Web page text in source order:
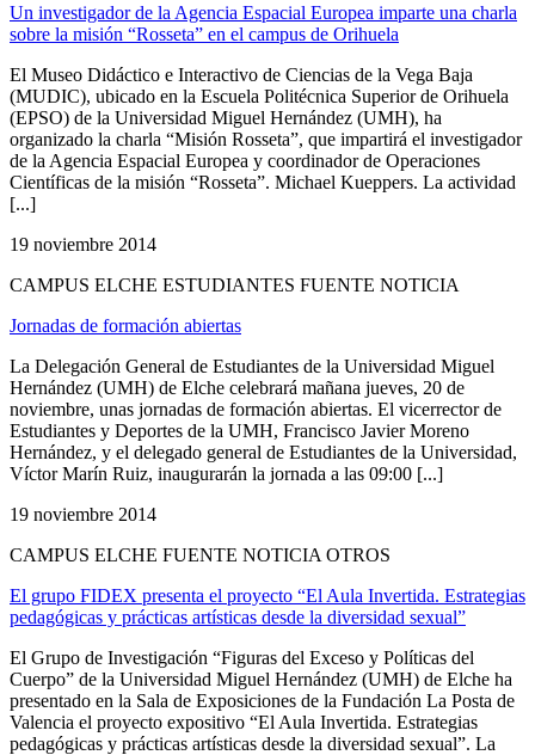
Un investigador de la Agencia Espacial Europea imparte una charla
sobre la misión “Rosseta” en el campus de Orihuela
El Museo Didáctico e Interactivo de Ciencias de la Vega Baja
(MUDIC), ubicado en la Escuela Politécnica Superior de Orihuela
(EPSO) de la Universidad Miguel Hernández (UMH), ha
organizado la charla “Misión Rosseta”, que impartirá el investigador
de la Agencia Espacial Europea y coordinador de Operaciones
Científicas de la misión “Rosseta”. Michael Kueppers. La actividad
[...]
19 noviembre 2014
CAMPUS ELCHE ESTUDIANTES FUENTE NOTICIA
Jornadas de formación abiertas
La Delegación General de Estudiantes de la Universidad Miguel
Hernández (UMH) de Elche celebrará mañana jueves, 20 de
noviembre, unas jornadas de formación abiertas. El vicerrector de
Estudiantes y Deportes de la UMH, Francisco Javier Moreno
Hernández, y el delegado general de Estudiantes de la Universidad,
Víctor Marín Ruiz, inaugurarán la jornada a las 09:00 [...]
19 noviembre 2014
CAMPUS ELCHE FUENTE NOTICIA OTROS
El grupo FIDEX presenta el proyecto “El Aula Invertida. Estrategias
pedagógicas y prácticas artísticas desde la diversidad sexual”
El Grupo de Investigación “Figuras del Exceso y Políticas del
Cuerpo” de la Universidad Miguel Hernández (UMH) de Elche ha
presentado en la Sala de Exposiciones de la Fundación La Posta de
Valencia el proyecto expositivo “El Aula Invertida. Estrategias
pedagógicas y prácticas artísticas desde la diversidad sexual”. La